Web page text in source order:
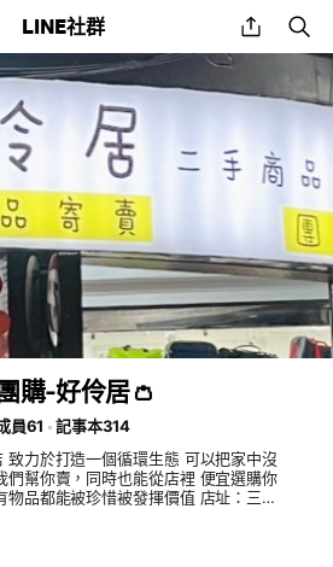
LINE社群 share
購-好伶居👛
員61
記事本314
致力於打造一個循環生態 可以把家中沒
們幫你賣，同時也能從店裡 便宜選購你
物品都能被珍惜被發揮價值 店址：三重